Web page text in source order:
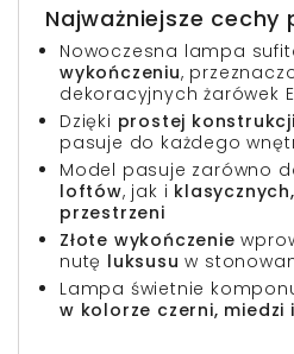
Najważniejsze cechy
Nowoczesna lampa
wykończeniu,
dekoracyjnych żarówek
Dzięki prostej konstrukcji
pasuje do każdego
Model pasuje zarówno
loftów, jak i
przestrzeni
Złote wykończenie
nutę luksusuw
Lampa świetnie
w kolorze czerni, miedzi